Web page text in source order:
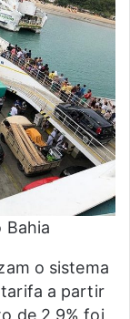
Bahia
o sistema
a partir